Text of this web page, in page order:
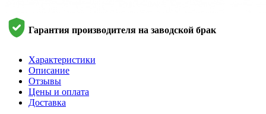
Гарантия производителя на заводской брак
Характеристики
Описание
Отзывы
Цены и оплата
Доставка